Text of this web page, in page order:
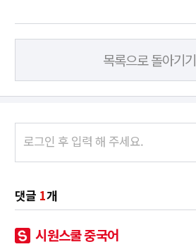
목록으로 돌아기기
댓글 1개
시원스쿨 중국어